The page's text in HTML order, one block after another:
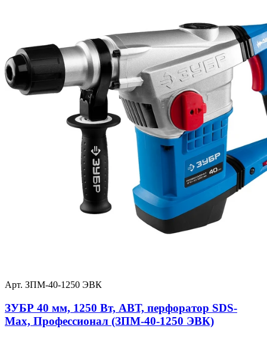
Арт. ЗПМ-40-1250 ЭВК
ЗУБР 40 мм, 1250 Вт, АВТ, перфоратор SDS-
Max, Профессионал (ЗПМ-40-1250 ЭВК)